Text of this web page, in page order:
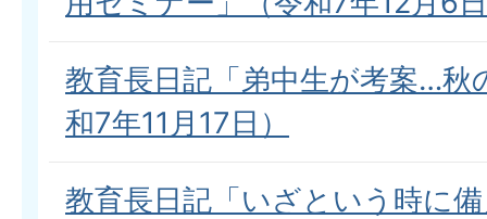
教育長日記「弟中生が考案…秋
和7年11月17日）
教育長日記「いざという時に